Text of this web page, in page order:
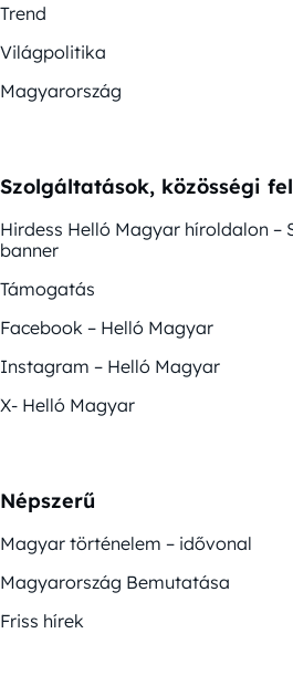
Trend
Világpolitika
Magyarország
Szolgáltatások, közösségi
Hirdess Helló Magyar híroldalon –
banner
Támogatás
Facebook – Helló Magyar
Instagram – Helló Magyar
X- Helló Magyar
Népszerű
Magyar történelem – idővonal
Magyarország Bemutatása
Friss hírek